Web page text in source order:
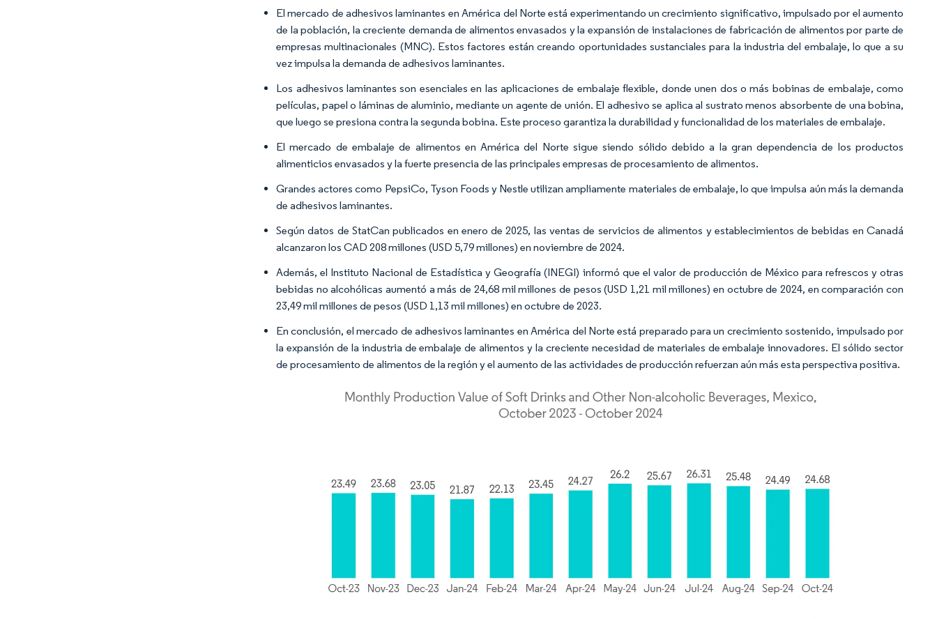
El mercado de adhesivos laminantes en América del Norte está experimentando un crecimiento significativo, impulsado por el aumento
de la población, la creciente demanda de alimentos envasados y la expansión de instalaciones de fabricación de alimentos por parte de
empresas multinacionales (MNC). Estos factores están creando oportunidades sustanciales para la industria del embalaje, lo que a su
vez impulsa la demanda de adhesivos laminantes.
Los adhesivos laminantes son esenciales en las aplicaciones de embalaje flexible, donde unen dos o más bobinas de embalaje, como
películas, papel o láminas de aluminio, mediante un agente de unión. El adhesivo se aplica al sustrato menos absorbente de una bobina,
que luego se presiona contra la segunda bobina. Este proceso garantiza la durabilidad y funcionalidad de los materiales de embalaje.
El mercado de embalaje de alimentos en América del Norte sigue siendo sólido debido a la gran dependencia de los productos
alimenticios envasados y la fuerte presencia de las principales empresas de procesamiento de alimentos.
Grandes actores como PepsiCo, Tyson Foods y Nestle utilizan ampliamente materiales de embalaje, lo que impulsa aún más la demanda
de adhesivos laminantes.
Según datos de StatCan publicados en enero de 2025, las ventas de servicios de alimentos y establecimientos de bebidas en Canadá
alcanzaron los CAD 208 millones (USD 5,79 millones) en noviembre de 2024.
Además, el Instituto Nacional de Estadística y Geografía (INEGI) informó que el valor de producción de México para refrescos y otras
bebidas no alcohólicas aumentó a más de 24,68 mil millones de pesos (USD 1,21 mil millones) en octubre de 2024, en comparación con
23,49 mil millones de pesos (USD 1,13 mil millones) en octubre de 2023.
En conclusión, el mercado de adhesivos laminantes en América del Norte está preparado para un crecimiento sostenido, impulsado por
la expansión de la industria de embalaje de alimentos y la creciente necesidad de materiales de embalaje innovadores. El sólido sector
de procesamiento de alimentos de la región y el aumento de las actividades de producción refuerzan aún más esta perspectiva positiva.